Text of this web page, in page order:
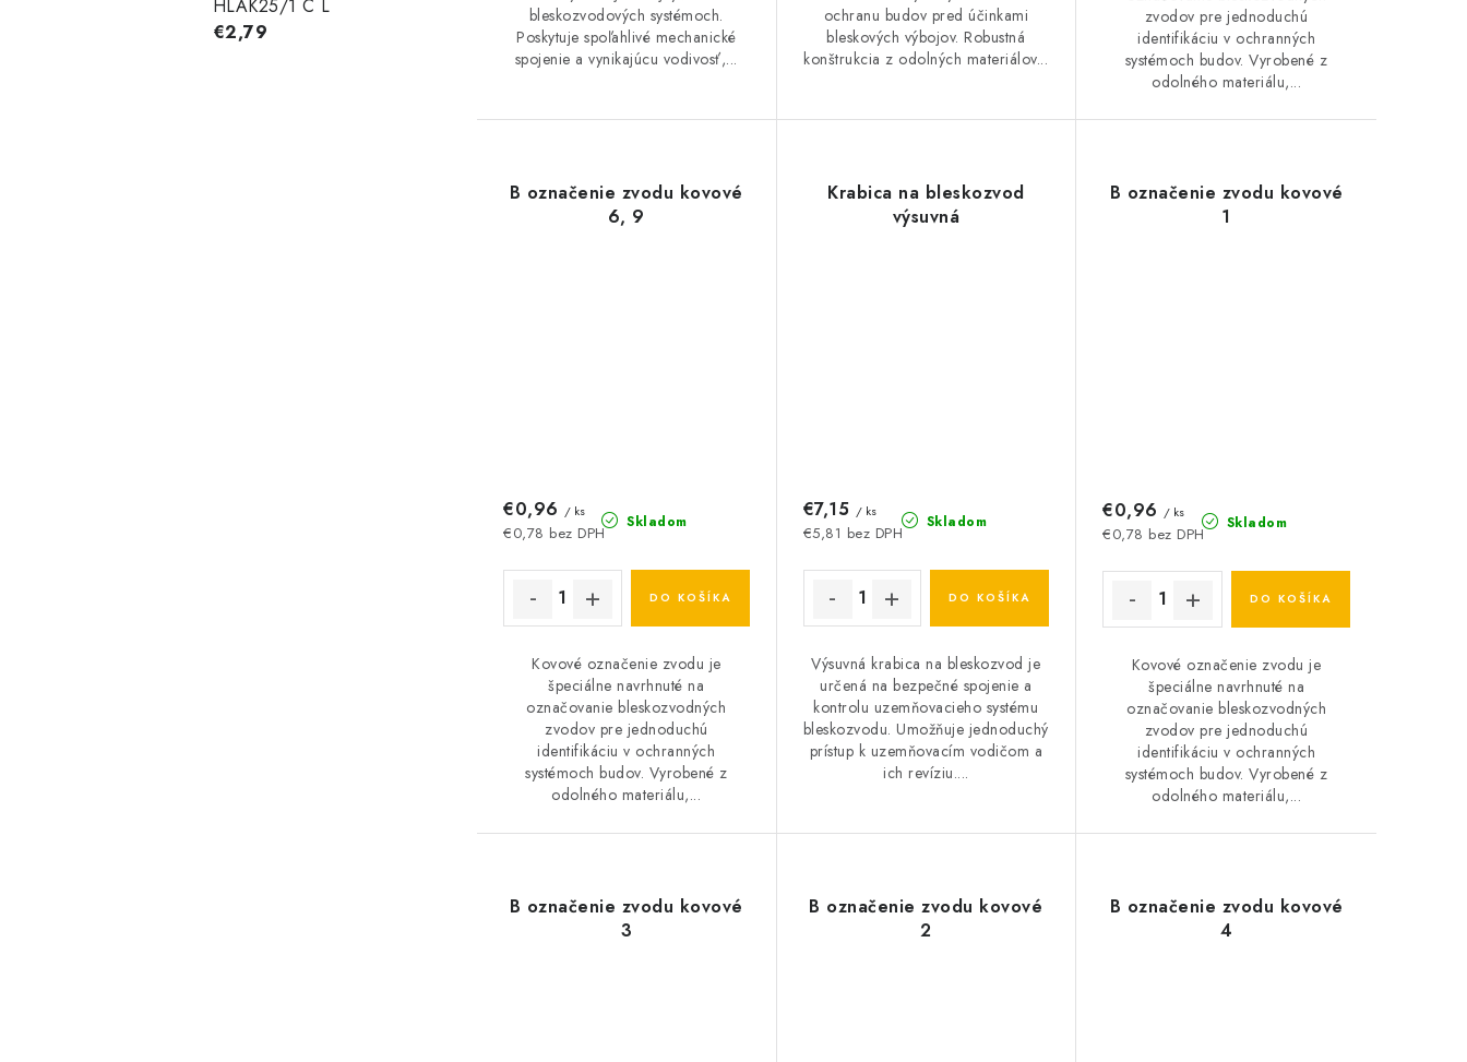
HLAK25/1 C L
€2,79
bleskozvodových systémoch.
Poskytuje spoľahlivé mechanické
spojenie a vynikajúcu vodivosť,...
ochranu budov pred účinkami
bleskových výbojov. Robustná
konštrukcia z odolných materiálov...
zvodov pre jednoduchú
identifikáciu v ochranných
systémoch budov. Vyrobené z
odolného materiálu,...
B označenie zvodu kovové
6, 9
Skladom
€0,78 bez DPH
€0,96 / ks
DO KOŠÍKA
Kovové označenie zvodu je
špeciálne navrhnuté na
označovanie bleskozvodných
zvodov pre jednoduchú
identifikáciu v ochranných
systémoch budov. Vyrobené z
odolného materiálu,...
Krabica na bleskozvod
výsuvná
Skladom
€5,81 bez DPH
€7,15 / ks
DO KOŠÍKA
Výsuvná krabica na bleskozvod je
určená na bezpečné spojenie a
kontrolu uzemňovacieho systému
bleskozvodu. Umožňuje jednoduchý
prístup k uzemňovacím vodičom a
ich revíziu....
B označenie zvodu kovové
1
Skladom
€0,78 bez DPH
€0,96 / ks
DO KOŠÍKA
Kovové označenie zvodu je
špeciálne navrhnuté na
označovanie bleskozvodných
zvodov pre jednoduchú
identifikáciu v ochranných
systémoch budov. Vyrobené z
odolného materiálu,...
B označenie zvodu kovové
3
B označenie zvodu kovové
2
B označenie zvodu kovové
4